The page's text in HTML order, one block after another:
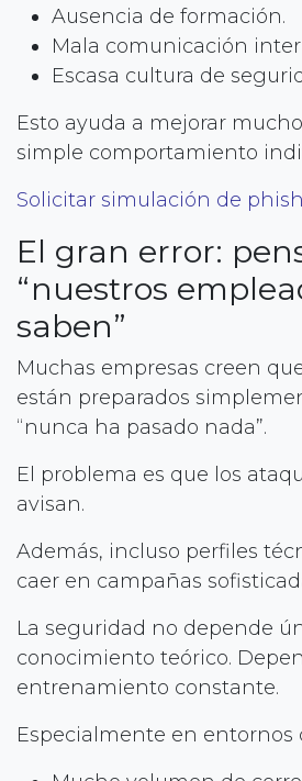
Ausencia de formación.
Mala comunicación
Escasa cultura de
Esto ayuda a mejorar
simple comportamiento
Solicitar simulación de
El gran error:
“nuestros
saben”
Muchas empresas creen
están preparados
“nunca ha pasado nada”.
El problema es que los
avisan.
Además, incluso perfiles
caer en campañas
La seguridad no depende
conocimiento teórico.
entrenamiento constante.
Especialmente en entornos